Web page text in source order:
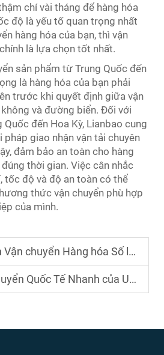
chí vài tháng để hàng hóa
độ là yếu tố quan trọng nhất
hàng hóa của bạn, thì vận
là lựa chọn tốt nhất.
sản phẩm từ Trung Quốc đến
là hàng hóa của bạn phải
trước khi quyết định giữa vận
và đường biển. Đối với
đến Hoa Kỳ, Lianbao cung
giao nhận vận tải chuyên
đảm bảo an toàn cho hàng
thời gian. Việc cân nhắc
tốc độ và độ an toàn có thể
thức vận chuyển phù hợp
của mình.
Hàng hóa Số lượng Lớn từ Trung Quốc đến Hoa Kỳ
Nhanh của USPS cho Hàng Hóa Dễ Hư: Những Điều Bạn Cần Biết